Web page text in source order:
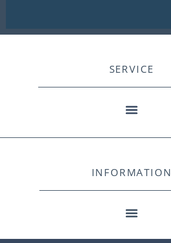
SERVICE
INFORMATION